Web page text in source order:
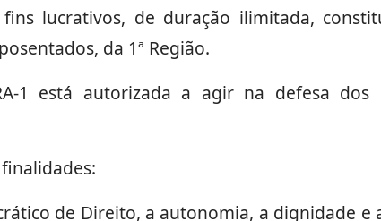
fins lucrativos, de duração ilimitada,
da 1ª Região.
1 está autorizada a agir na defesa dos
de Direito, a autonomia, a dignidade e